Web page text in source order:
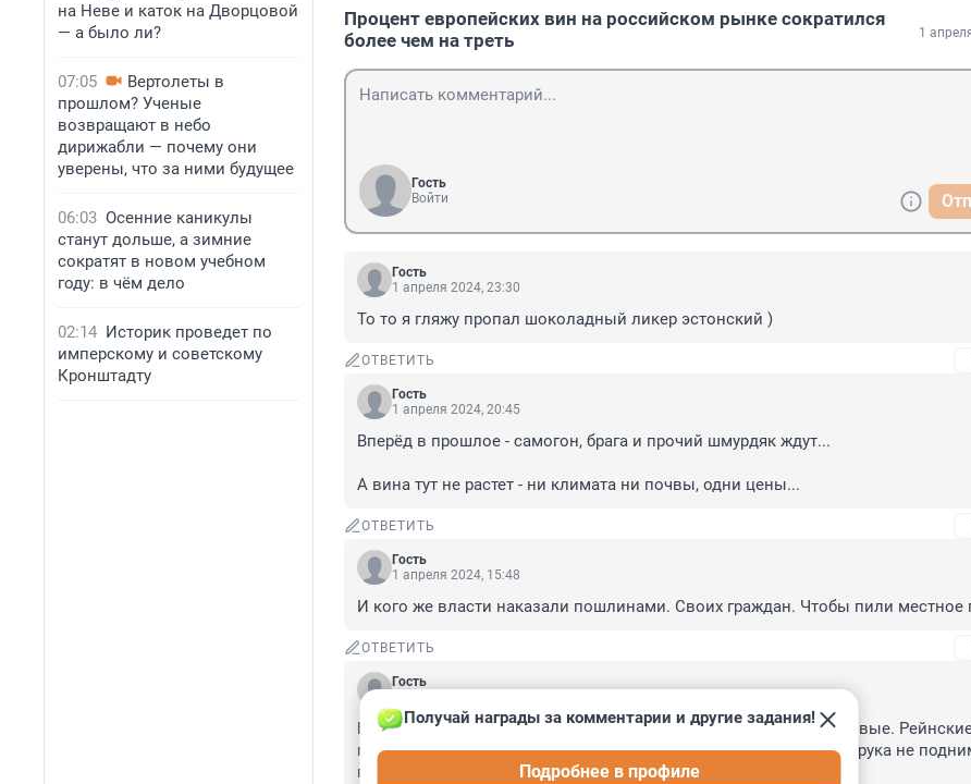
на Неве и каток на Дворцовой
— а было ли?
07:05
Вертолеты в
прошлом? Ученые
возвращают в небо
дирижабли — почему они
уверены, что за ними будущее
06:03 Осенние каникулы
станут дольше, а зимние
сократят в новом учебном
году: в чём дело
02:14 Историк проведет по
имперскому и советскому
Кронштадту
Процент европейских вин на российском рынке сократился
более чем на треть
1
Гость
Войти
Гость
1 апреля 2024, 23:30
То то я гляжу пропал шоколадный ликер эстонский )
ОТВЕТИТЬ
Гость
1 апреля 2024, 20:45
Вперёд в прошлое - самогон, брага и прочий шмурдяк ждут...
А вина тут не растет - ни климата ни почвы, одни цены...
ОТВЕТИТЬ
Гость
1 апреля 2024, 15:48
И кого же власти наказали пошлинами. Своих граждан. Чтобы пили местное
ОТВЕТИТЬ
Гость
Брал французские вина из бордо. Или немецкие хорошие столовые.
просто не пью. Абы что из аьбрау дюрсо по цене французского-рука не
покупать. Отвратительные пока что. Пожождем.
Получай награды за комментарии и другие задания!
Подробнее в профиле